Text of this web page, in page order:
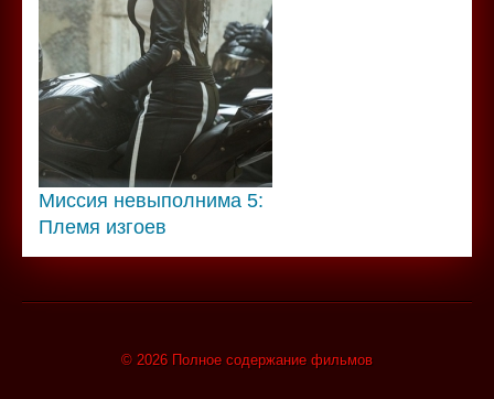
Миссия невыполнима 5:
Племя изгоев
© 2026 Полное содержание фильмов